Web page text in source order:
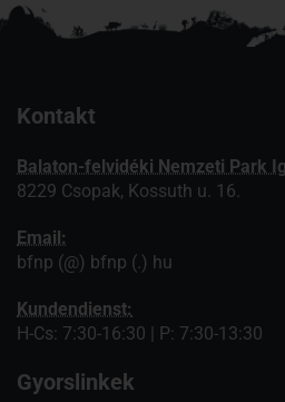
Kontakt
Balaton-felvidéki Nemzeti Park
8229 Csopak, Kossuth u. 16.
Email:
bfnp (@) bfnp (.) hu
Kundendienst:
H-Cs: 7:30-16:30 | P: 7:30-13:30
Gyorslinkek